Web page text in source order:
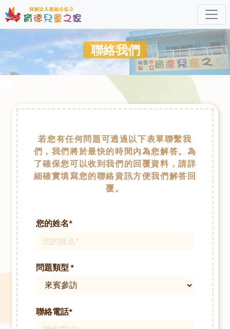
聯絡我們
若您有任何問題可透過以下表單聯繫我
們，我們將於最快的時間內為您解答。為
了確保您可以收到我們的回覆資料，請詳
細確實填寫您的聯絡資訊方便我們解答回
覆。
您的姓名*
問題類型 *
聯絡電話*